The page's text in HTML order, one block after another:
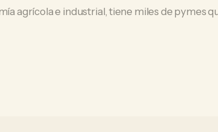
agrícola e industrial, tiene miles de pymes